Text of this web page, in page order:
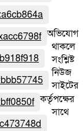
অভিযোগ
থাকলে
সংশ্লিষ্ট
নিউজ
সাইটের
কর্তৃপক্ষের
সাথে